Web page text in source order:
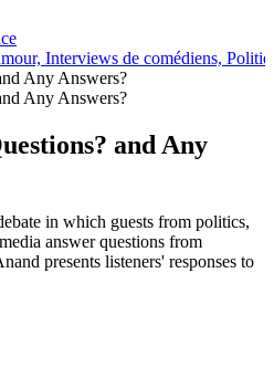
Interviews de comédiens,
Any Answers?
Any Answers?
and Any
in which guests from politics,
answer questions from
presents listeners' responses to